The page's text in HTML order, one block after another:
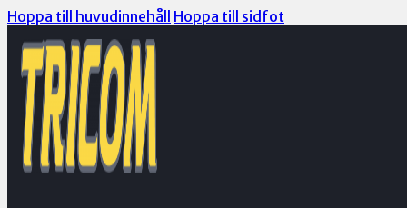
Hoppa till huvudinnehåll Hoppa till sidfot